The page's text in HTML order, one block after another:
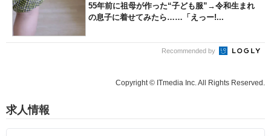
55年前に祖母が作った“子ども服”→令和生まれ
の息子に着せてみたら……「えっー!...
Recommended by
Copyright © ITmedia Inc. All Rights Reserved.
求人情報